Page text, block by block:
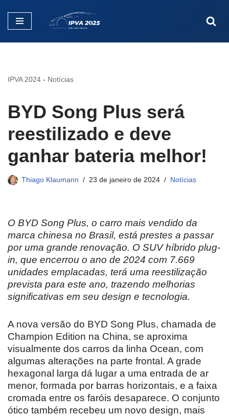
Pular
IPVA 2024 - Notícias
BYD Song Plus será
reestilizado e deve
ganhar bateria melhor!
Thiago Klaumann 23 de janeiro de 2024 Notícias
O BYD Song Plus, o carro mais vendido da
marca chinesa no Brasil, está prestes a passar
por uma grande renovação. O SUV híbrido plug-
in, que encerrou o ano de 2024 com 7.669
unidades emplacadas, terá uma reestilização
prevista para este ano, trazendo melhorias
significativas em seu design e tecnologia.
A nova versão do BYD Song Plus, chamada de
Champion Edition na China, se aproxima
visualmente dos carros da linha Ocean, com
algumas alterações na parte frontal. A grade
hexagonal larga dá lugar a uma entrada de ar
menor, formada por barras horizontais, e a faixa
cromada entre os faróis desaparece. O conjunto
ótico também recebeu um novo design, mais